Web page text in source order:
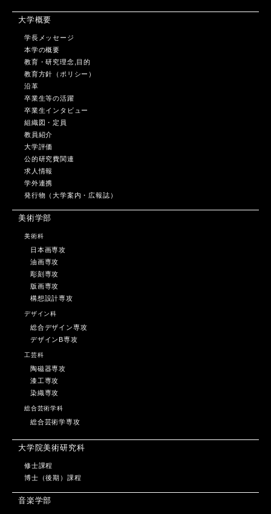
大学概要
学長メッセージ
本学の概要
教育・研究理念,目的
教育方針（ポリシー）
沿革
卒業生等の活躍
卒業生インタビュー
組織図・定員
教員紹介
大学評価
公的研究費関連
求人情報
学外連携
発行物（大学案内・広報誌）
美術学部
美術科
日本画専攻
油画専攻
彫刻専攻
版画専攻
構想設計専攻
デザイン科
総合デザイン専攻
デザインB専攻
工芸科
陶磁器専攻
漆工専攻
染織専攻
総合芸術学科
総合芸術学専攻
大学院美術研究科
修士課程
博士（後期）課程
音楽学部